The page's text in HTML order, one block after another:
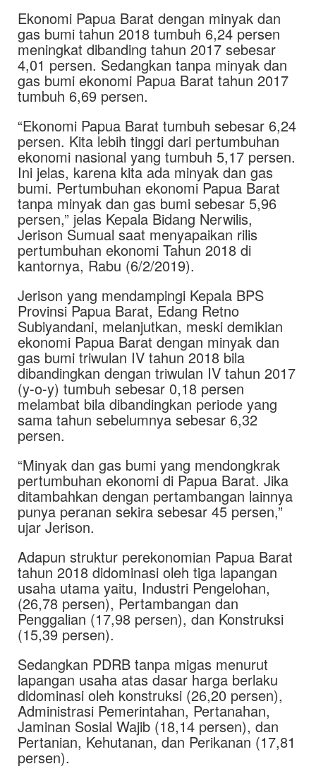
Ekonomi Papua Barat dengan minyak dan
gas bumi tahun 2018 tumbuh 6,24 persen
meningkat dibanding tahun 2017 sebesar
4,01 persen. Sedangkan tanpa minyak dan
gas bumi ekonomi Papua Barat tahun 2017
tumbuh 6,69 persen.
“Ekonomi Papua Barat tumbuh sebesar 6,24
persen. Kita lebih tinggi dari pertumbuhan
ekonomi nasional yang tumbuh 5,17 persen.
Ini jelas, karena kita ada minyak dan gas
bumi. Pertumbuhan ekonomi Papua Barat
tanpa minyak dan gas bumi sebesar 5,96
persen,” jelas Kepala Bidang Nerwilis,
Jerison Sumual saat menyapaikan rilis
pertumbuhan ekonomi Tahun 2018 di
kantornya, Rabu (6/2/2019).
Jerison yang mendampingi Kepala BPS
Provinsi Papua Barat, Edang Retno
Subiyandani, melanjutkan, meski demikian
ekonomi Papua Barat dengan minyak dan
gas bumi triwulan IV tahun 2018 bila
dibandingkan dengan triwulan IV tahun 2017
(y-o-y) tumbuh sebesar 0,18 persen
melambat bila dibandingkan periode yang
sama tahun sebelumnya sebesar 6,32
persen.
“Minyak dan gas bumi yang mendongkrak
pertumbuhan ekonomi di Papua Barat. Jika
ditambahkan dengan pertambangan lainnya
punya peranan sekira sebesar 45 persen,”
ujar Jerison.
Adapun struktur perekonomian Papua Barat
tahun 2018 didominasi oleh tiga lapangan
usaha utama yaitu, Industri Pengelohan,
(26,78 persen), Pertambangan dan
Penggalian (17,98 persen), dan Konstruksi
(15,39 persen).
Sedangkan PDRB tanpa migas menurut
lapangan usaha atas dasar harga berlaku
didominasi oleh konstruksi (26,20 persen),
Administrasi Pemerintahan, Pertanahan,
Jaminan Sosial Wajib (18,14 persen), dan
Pertanian, Kehutanan, dan Perikanan (17,81
persen).